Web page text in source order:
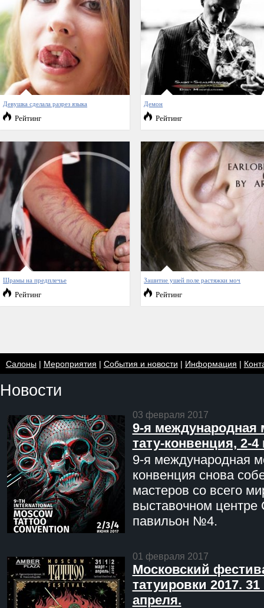
Девушка сделала разрез языка
Рейтинг
Демон
Рейтинг
Шрамы на предплечье
Рейтинг
Зашитие ушей поле растяжки моч
Рейтинг
Салоны| Мероприятия | События и новости | Информация |
Новости
03 февраля 2017
9-я международная
тату-конвенция, 2-
9-я международная
конвенция снова
мастеров со всего
выставочном центре
павильон №4.
01 февраля 2017
Московский
татуировки 2017. 31
апреля.